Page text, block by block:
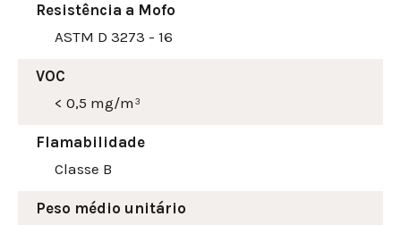
Resistência a Mofo
ASTM D 3273 - 16
VOC
< 0,5 mg/m³
Flamabilidade
Classe B
Peso médio unitário